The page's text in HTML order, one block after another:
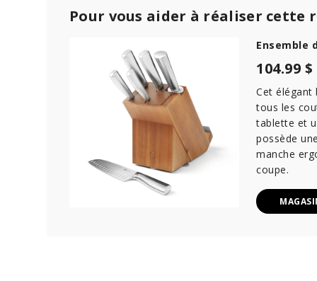
Pour vous aider à réaliser cette
Ensemble
104.99 $
Cet élégant
tous les
tablette et
possède
manche
coupe.